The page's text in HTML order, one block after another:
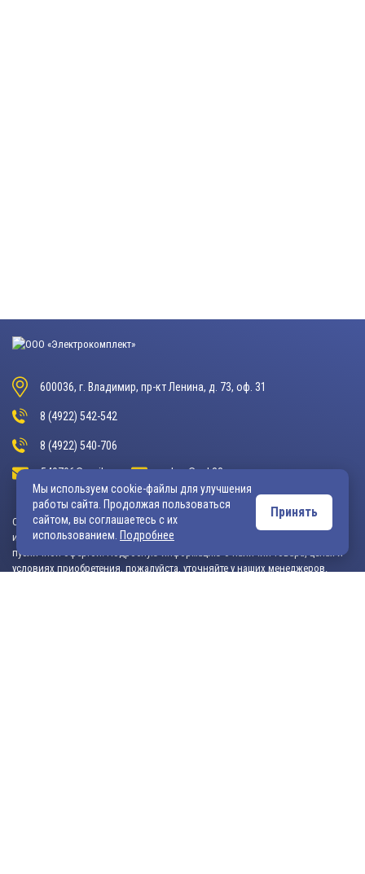
600036, г. Владимир, пр-кт Ленина, д. 73, оф. 31
8 (4922) 542-542
8 (4922) 540-706
540706@mail.ru zakaz@vek33.ru
Обращаем ваше внимание, что сайт vek33.ru носит исключительно
информационный характер и ни при каких условиях не является
публичной офертой. Подробную информацию о наличии товара, ценах и
условиях приобретения, пожалуйста, уточняйте у наших менеджеров.
Мы используем cookie-файлы для улучшения
работы сайта. Продолжая пользоваться
сайтом, вы соглашаетесь с их
использованием. Подробнее
Принять